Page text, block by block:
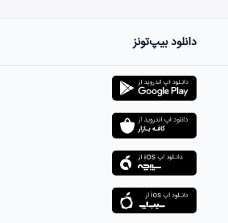
دانلود بیپ‌تونز